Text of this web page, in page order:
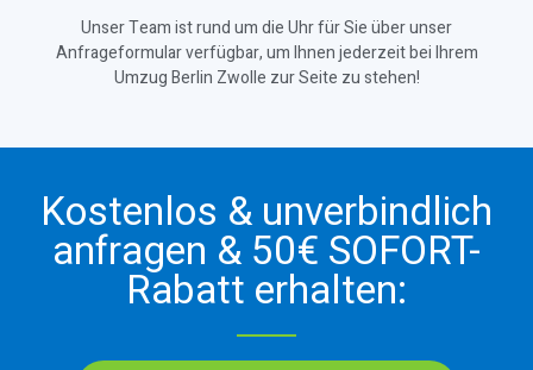
Unser Team ist rund um die Uhr für Sie über unser
Anfrageformular verfügbar, um Ihnen jederzeit bei Ihrem
Umzug Berlin Zwolle zur Seite zu stehen!
Kostenlos & unverbindlich
anfragen & 50€ SOFORT-
Rabatt erhalten: